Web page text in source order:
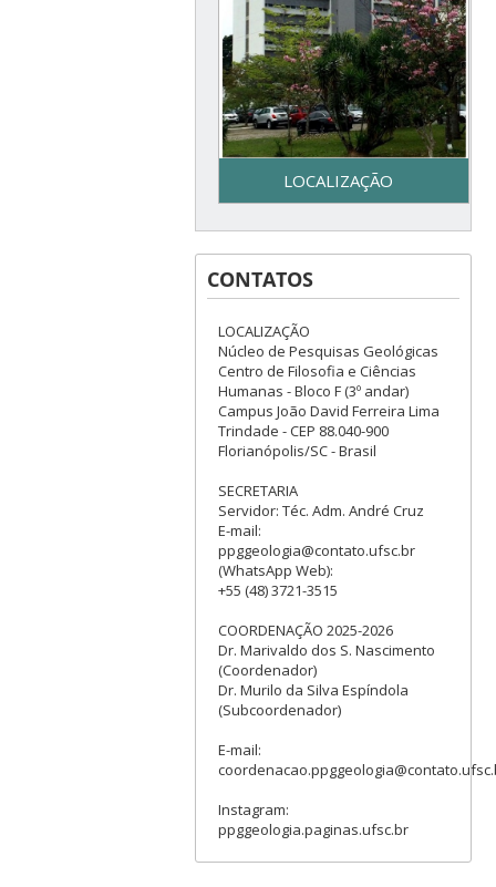
LOCALIZAÇÃO
Secretaria do Programa de
Pós-Graduação em Geologia
– UFSC - Centro de Filosofia e
Ciências Humanas - Bloco F –
3º piso - Campus Reitor João
David Ferreira Lima - Trindade
– Florianópolis, SC
CONTATOS
LOCALIZAÇÃO
Núcleo de Pesquisas Geológicas
Centro de Filosofia e Ciências
Humanas - Bloco F (3º andar)
Campus João David Ferreira Lima
Trindade - CEP 88.040-900
Florianópolis/SC - Brasil
SECRETARIA
Servidor: Téc. Adm. André Cruz
E-mail:
ppggeologia@contato.ufsc.br
(WhatsApp Web):
+55 (48) 3721-3515
COORDENAÇÃO 2025-2026
Dr. Marivaldo dos S. Nascimento
(Coordenador)
Dr. Murilo da Silva Espíndola
(Subcoordenador)
E-mail:
Instagram:
ppggeologia.paginas.ufsc.br